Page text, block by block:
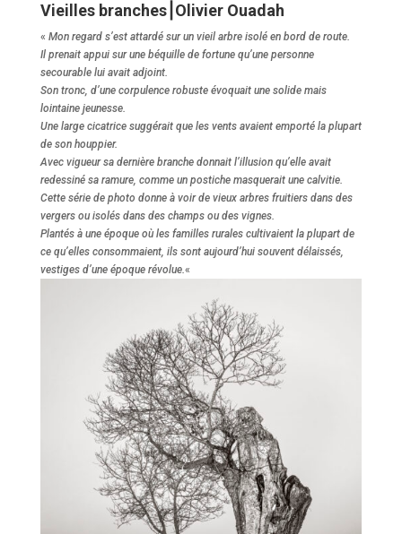
Vieilles branches⎮Olivier Ouadah
« Mon regard s’est attardé sur un vieil arbre isolé en bord de route.
Il prenait appui sur une béquille de fortune qu’une personne
secourable lui avait adjoint.
Son tronc, d’une corpulence robuste évoquait une solide mais
lointaine jeunesse.
Une large cicatrice suggérait que les vents avaient emporté la plupart
de son houppier.
Avec vigueur sa dernière branche donnait l’illusion qu’elle avait
redessiné sa ramure, comme un postiche masquerait une calvitie.
Cette série de photo donne à voir de vieux arbres fruitiers dans des
vergers ou isolés dans des champs ou des vignes.
Plantés à une époque où les familles rurales cultivaient la plupart de
ce qu’elles consommaient, ils sont aujourd’hui souvent délaissés,
vestiges d’une époque révolue.«